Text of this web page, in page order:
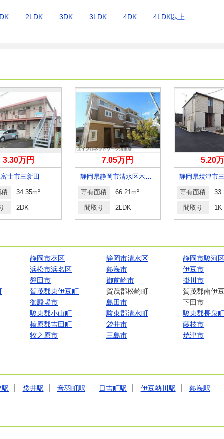
2LDK 3DK 3LDK 4DK 4LDK以上
3.30万円
士市三新田
積 34.35m²
2DK
7.05万円
静岡県静岡市清水区木の下町
専有面積 66.21m²
間取り 2LDK
5.20
静岡県焼津市
専有面積
間取り 1K
静岡市葵区 静岡市清水区
静岡市駿河
浜松市浜名区
熱海市
伊豆市
磐田市
御前崎市
掛川市
賀茂郡東伊豆町 賀茂郡松崎町
賀茂郡南伊
御殿場市
島田市
下田市
駿東郡小山町
駿東郡清水町
駿東郡長泉
榛原郡吉田町
袋井市
藤枝市
牧之原市
三島市 焼津市
駅 袋井駅 音羽町駅 日吉町駅 伊豆熱川駅 熱海駅